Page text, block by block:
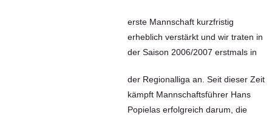
erste Mannschaft kurzfristig
erheblich verstärkt und wir traten in
der Saison 2006/2007 erstmals in
der Regionalliga an. Seit dieser Zeit
kämpft Mannschaftsführer Hans
Popielas erfolgreich darum, die